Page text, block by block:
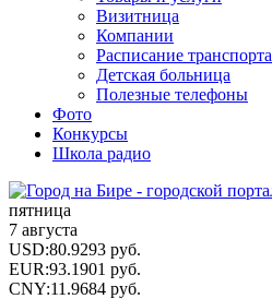
Визитница
Компании
Расписание транспорта
Детская больница
Полезные телефоны
Фото
Конкурсы
Школа радио
пятница
7 августа
USD:80.9293 руб.
EUR:93.1901 руб.
CNY:11.9684 руб.